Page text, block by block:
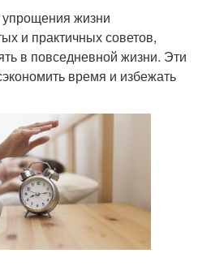
жизни
и практичных советов,
в повседневной жизни. Эти
время и избежать